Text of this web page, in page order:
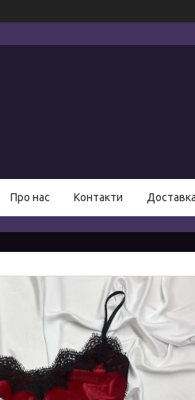
Про нас Контакти